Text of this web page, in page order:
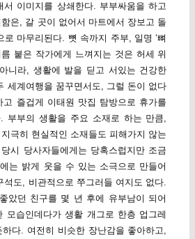
서 이미지를 상쇄한다. 부부싸움을 하고
은, 갈 곳이 없어서 마트에서 장보고 돌
로 마무리된다. 뼛 속까지 주부, 일명 ‘뼈
름 붙은 작가에게 느껴지는 것은 허세 위
니라, 생활에 발을 딛고 서있는 건강한
세계여행을 꿈꾸면서도, 그럴 돈이 없다
고 즐겁게 이태원 맛집 탐방으로 휴가를
부부의 생활을 주요 소재로 하는 만큼,
극히 현실적인 소재들도 피해가지 않는
시 당사자들에게는 당혹스럽지만 조금
는 밝게 웃을 수 있는 소극으로 만들어
석도, 비관적으로 쭈그러들 여지도 없다.
았던 친구를 몇 년 후에 유부남이 되어
모습인데다가 생활 개그로 한층 업그레
다. 여전히 비슷한 장난감을 좋아하고,